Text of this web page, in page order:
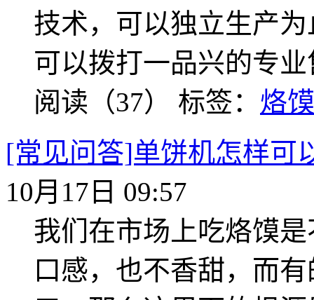
技术，可以独立生产
可以拨打一品兴的专
阅读（37） 标签： 烙
[常见问答]单饼机怎样可
10月17日 09:57
我们在市场上吃烙馍
口感，也不香甜，而